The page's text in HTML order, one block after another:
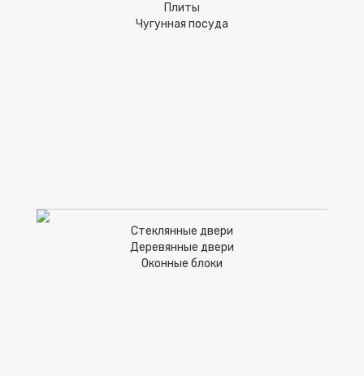
Плиты
Чугунная посуда
Стеклянные двери
Деревянные двери
Оконные блоки